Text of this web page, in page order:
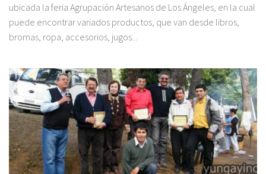
ubicada la feria Agrupación Artesanos de Los Ángeles, en la cual
puede encontrar variados productos, que van desde libros,
bromas, ropa, accesorios, jugos...